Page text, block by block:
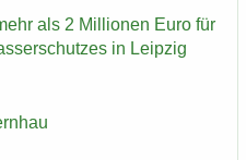
als 2 Mil­lio­nen Euro für
in Leip­zig